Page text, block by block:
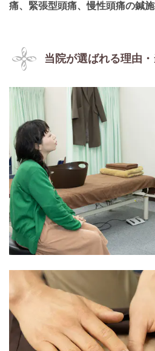
痛、緊張型頭痛、慢性頭痛の鍼
当院が選ばれる理由